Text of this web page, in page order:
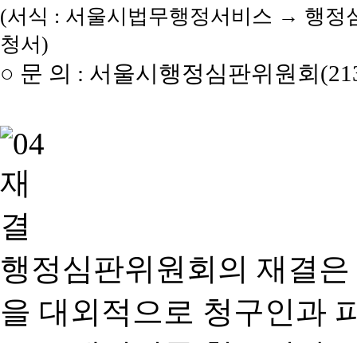
(서식 : 서울시법무행정서비스 → 행
청서)
○ 문 의 : 서울시행정심판위원회
행정심판위원회의 재결
을 대외적으로 청구인과